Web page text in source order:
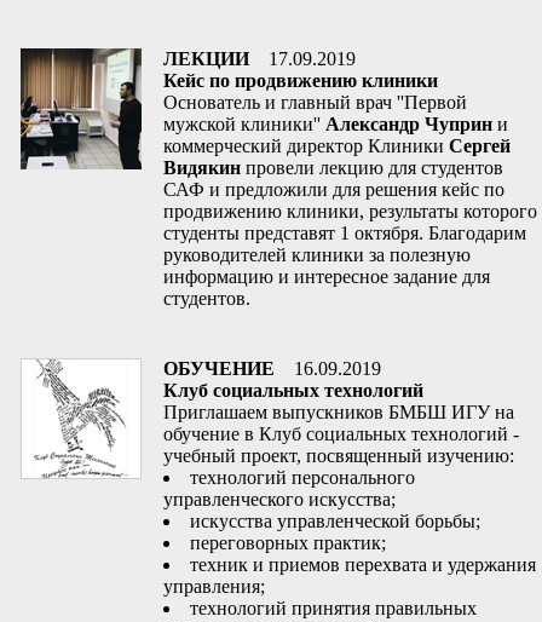
ЛЕКЦИИ
17.09.2019
Кейс по продвижению клиники
Основатель и главный врач ''Первой
мужской клиники'' Александр Чуприн и
коммерческий директор Клиники Сергей
Видякин провели лекцию для студентов
САФ и предложили для решения кейс по
продвижению клиники, результаты которого
студенты представят 1 октября. Благодарим
руководителей клиники за полезную
информацию и интересное задание для
студентов.
ОБУЧЕНИЕ
16.09.2019
Клуб социальных технологий
Приглашаем выпускников БМБШ ИГУ на
обучение в Клуб социальных технологий -
учебный проект, посвященный изучению:
технологий персонального
управленческого искусства;
искусства управленческой борьбы;
переговорных практик;
техник и приемов перехвата и удержания
управления;
технологий принятия правильных